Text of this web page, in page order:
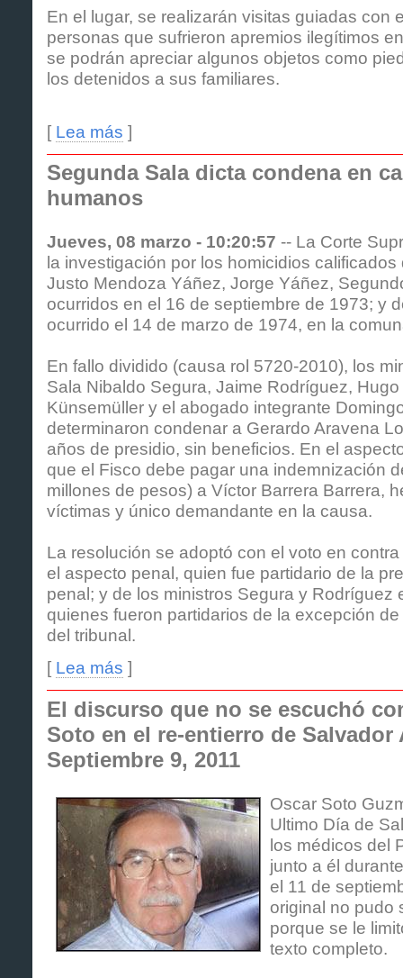
En el lugar, se realizarán visitas guiadas con
personas que sufrieron apremios ilegítimos
se podrán apreciar algunos objetos como
los detenidos a sus familiares.
[ Lea más ]
Segunda Sala dicta condena en
humanos
Jueves, 08 marzo - 10:20:57 -- La Corte
la investigación por los homicidios calificados
Justo Mendoza Yáñez, Jorge Yáñez,
ocurridos en el 16 de septiembre de 1973; y
ocurrido el 14 de marzo de 1974, en la
En fallo dividido (causa rol 5720-2010), los
Sala Nibaldo Segura, Jaime Rodríguez,
Künsemüller y el abogado integrante
determinaron condenar a Gerardo Aravena
años de presidio, sin beneficios. En el
que el Fisco debe pagar una indemnización
millones de pesos) a Víctor Barrera Barrera,
víctimas y único demandante en la causa.
La resolución se adoptó con el voto en
el aspecto penal, quien fue partidario de la
penal; y de los ministros Segura y Rodríguez
quienes fueron partidarios de la excepción
del tribunal.
[ Lea más ]
El discurso que no se escuchó
Soto en el re-entierro de Salvador
Septiembre 9, 2011
Oscar Soto
Ultimo Día de
los médicos del
junto a él
el 11 de
original no pudo
porque se le
texto completo.